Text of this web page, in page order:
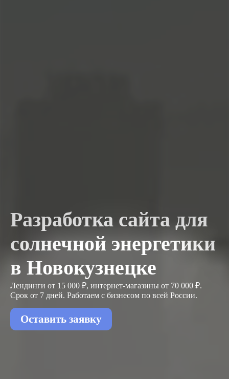
Разработка сайта для
солнечной энергетики
в Новокузнецке
Лендинги от 15 000 ₽, интернет-магазины от 70 000 ₽.
Срок от 7 дней. Работаем с бизнесом по всей России.
Оставить заявку